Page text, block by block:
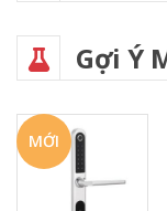
Gợi Ý
MỚI